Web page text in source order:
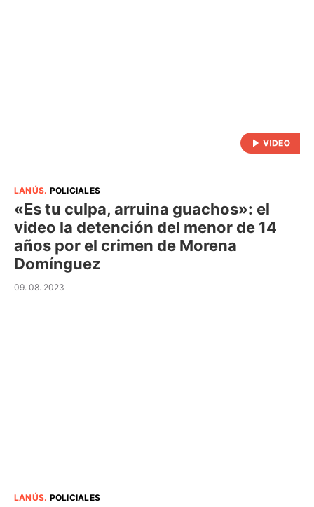
LANÚS. POLICIALES
«Es tu culpa, arruina guachos»: el
video la detención del menor de 14
años por el crimen de Morena
Domínguez
09. 08. 2023
LANÚS. POLICIALES